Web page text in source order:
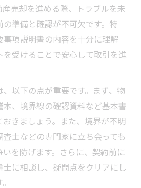
売却を進める際、トラブルを未
準備と確認が不可欠です。特
項説明書の内容を十分に理解
を受けることで安心して取引を進
以下の点が重要です。まず、物
、境界線の確認資料など基本書
きましょう。また、境界が不明
士などの専門家に立ち会っても
を防げます。さらに、契約前に
に相談し、疑問点をクリアにし